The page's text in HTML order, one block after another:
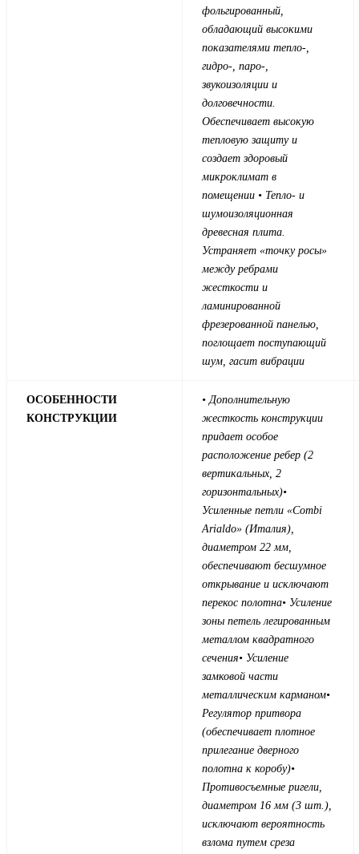
фольгированный,
обладающий высокими
показателями тепло-,
гидро-, паро-,
звукоизоляции и
долговечности.
Обеспечивает высокую
тепловую защиту и
создает здоровый
микроклимат в
помещении • Тепло- и
шумоизоляционная
древесная плита.
Устраняет «точку росы»
между ребрами
жесткости и
ламинированной
фрезерованной панелью,
поглощает поступающий
шум, гасит вибрации
ОСОБЕННОСТИ
КОНСТРУКЦИИ
• Дополнительную
жесткость конструкции
придает особое
расположение ребер (2
вертикальных, 2
горизонтальных)•
Усиленные петли «Combi
Arialdo» (Италия),
диаметром 22 мм,
обеспечивают бесшумное
открывание и исключают
перекос полотна• Усиление
зоны петель легированным
металлом квадратного
сечения• Усиление
замковой части
металлическим карманом•
Регулятор притвора
(обеспечивает плотное
прилегание дверного
полотна к коробу)•
Противосъемные ригели,
диаметром 16 мм (3 шт.),
исключают вероятность
взлома путем среза